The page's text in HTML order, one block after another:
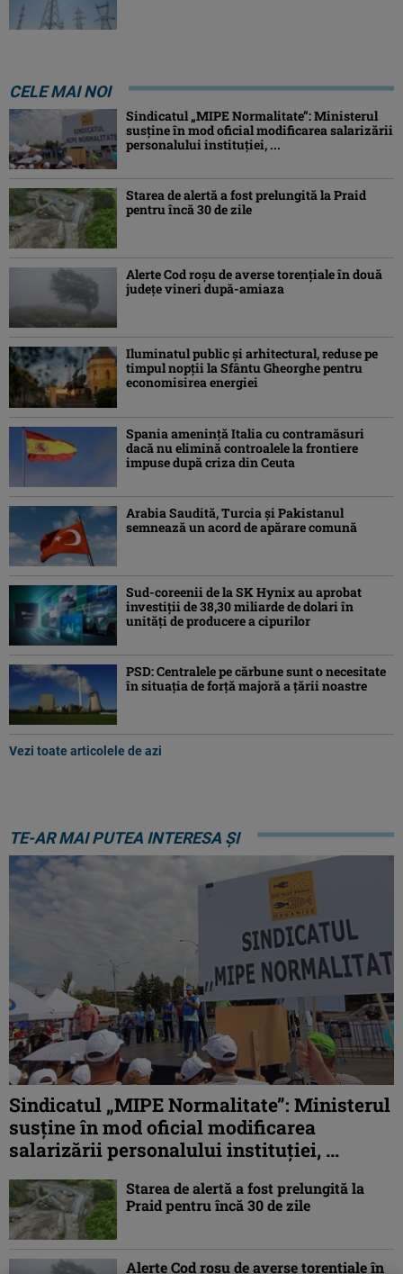
CELE MAI NOI
Sindicatul „MIPE Normalitate”: Ministerul
susține în mod oficial modificarea salarizării
personalului instituției, ...
Starea de alertă a fost prelungită la Praid
pentru încă 30 de zile
Alerte Cod roşu de averse torenţiale în două
județe vineri după-amiaza
Iluminatul public şi arhitectural, reduse pe
timpul nopţii la Sfântu Gheorghe pentru
economisirea energiei
Spania ameninţă Italia cu contramăsuri
dacă nu elimină controalele la frontiere
impuse după criza din Ceuta
Arabia Saudită, Turcia şi Pakistanul
semnează un acord de apărare comună
Sud-coreenii de la SK Hynix au aprobat
investiţii de 38,30 miliarde de dolari în
unităţi de producere a cipurilor
PSD: Centralele pe cărbune sunt o necesitate
în situaţia de forţă majoră a ţării noastre
Vezi toate articolele de azi
TE-AR MAI PUTEA INTERESA ȘI
Sindicatul „MIPE Normalitate”: Ministerul
susține în mod oficial modificarea
salarizării personalului instituției, ...
Starea de alertă a fost prelungită la
Praid pentru încă 30 de zile
Alerte Cod roşu de averse torenţiale în